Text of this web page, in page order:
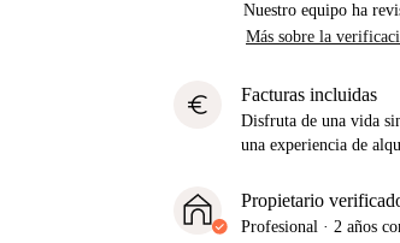
Nuestro equipo ha
Más sobre la
euro Facturas incluidas
Disfruta de una vida
una experiencia de
Propietario
Profesional · 2 años